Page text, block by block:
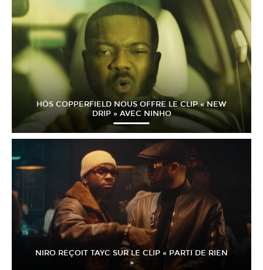
HÖS COPPERFIELD NOUS OFFRE LE CLIP « NEW
DRIP » AVEC NINHO
NIRO REÇOIT TAYC SUR LE CLIP « PARTI DE RIEN
»